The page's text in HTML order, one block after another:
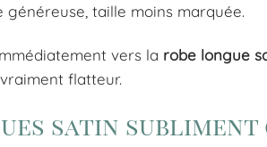
taille moins marquée.
vers la robe longue
flatteur.
satin subliment